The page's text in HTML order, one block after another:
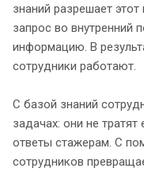
знаний разрешает
запрос во внутренний
информацию. В
сотрудники работают.
С базой знаний
задачах: они не
ответы стажерам. С
сотрудников